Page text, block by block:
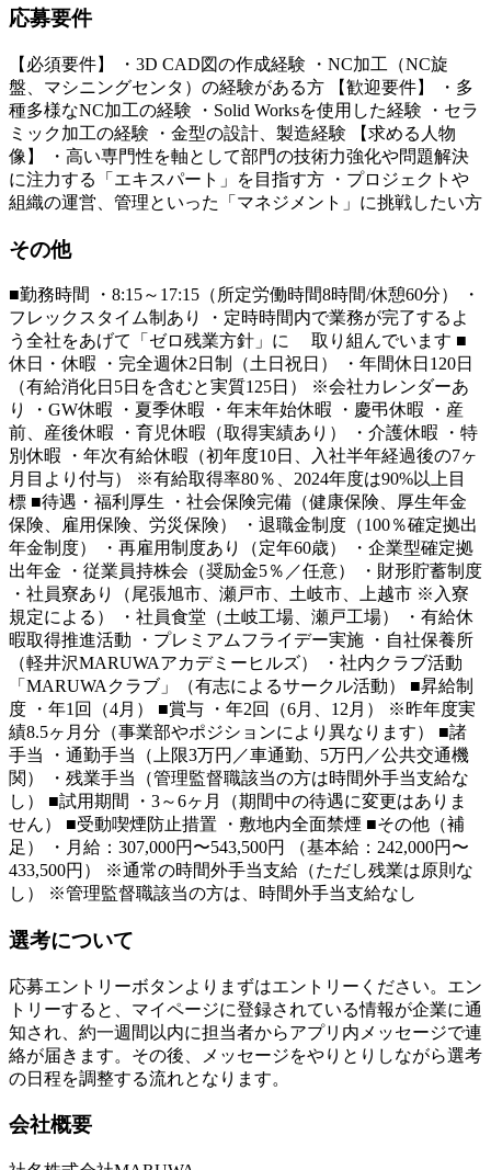
応募要件
【必須要件】 ・3D CAD図の作成経験 ・NC加工（NC旋
盤、マシニングセンタ）の経験がある方 【歓迎要件】 ・多
種多様なNC加工の経験 ・Solid Worksを使用した経験 ・セラ
ミック加工の経験 ・金型の設計、製造経験 【求める人物
像】 ・高い専門性を軸として部門の技術力強化や問題解決
に注力する「エキスパート」を目指す方 ・プロジェクトや
組織の運営、管理といった「マネジメント」に挑戦したい方
その他
■勤務時間 ・8:15～17:15（所定労働時間8時間/休憩60分） ・
フレックスタイム制あり ・定時時間内で業務が完了するよ
う全社をあげて「ゼロ残業方針」に 取り組んでいます ■
休日・休暇 ・完全週休2日制（土日祝日） ・年間休日120日
（有給消化日5日を含むと実質125日） ※会社カレンダーあ
り ・GW休暇 ・夏季休暇 ・年末年始休暇 ・慶弔休暇 ・産
前、産後休暇 ・育児休暇（取得実績あり） ・介護休暇 ・特
別休暇 ・年次有給休暇（初年度10日、入社半年経過後の7ヶ
月目より付与） ※有給取得率80％、2024年度は90%以上目
標 ■待遇・福利厚生 ・社会保険完備（健康保険、厚生年金
保険、雇用保険、労災保険） ・退職金制度（100％確定拠出
年金制度） ・再雇用制度あり（定年60歳） ・企業型確定拠
出年金 ・従業員持株会（奨励金5％／任意） ・財形貯蓄制度
・社員寮あり（尾張旭市、瀬戸市、土岐市、上越市 ※入寮
規定による） ・社員食堂（土岐工場、瀬戸工場） ・有給休
暇取得推進活動 ・プレミアムフライデー実施 ・自社保養所
（軽井沢MARUWAアカデミーヒルズ） ・社内クラブ活動
「MARUWAクラブ」（有志によるサークル活動） ■昇給制
度 ・年1回（4月） ■賞与 ・年2回（6月、12月） ※昨年度実
績8.5ヶ月分（事業部やポジションにより異なります） ■諸
手当 ・通勤手当（上限3万円／車通勤、5万円／公共交通機
関） ・残業手当（管理監督職該当の方は時間外手当支給な
し） ■試用期間 ・3～6ヶ月（期間中の待遇に変更はありま
せん） ■受動喫煙防止措置 ・敷地内全面禁煙 ■その他（補
足） ・月給：307,000円〜543,500円 （基本給：242,000円〜
433,500円） ※通常の時間外手当支給（ただし残業は原則な
し） ※管理監督職該当の方は、時間外手当支給なし
選考について
応募エントリーボタンよりまずはエントリーください。エン
トリーすると、マイページに登録されている情報が企業に通
知され、約一週間以内に担当者からアプリ内メッセージで連
絡が届きます。その後、メッセージをやりとりしながら選考
の日程を調整する流れとなります。
会社概要